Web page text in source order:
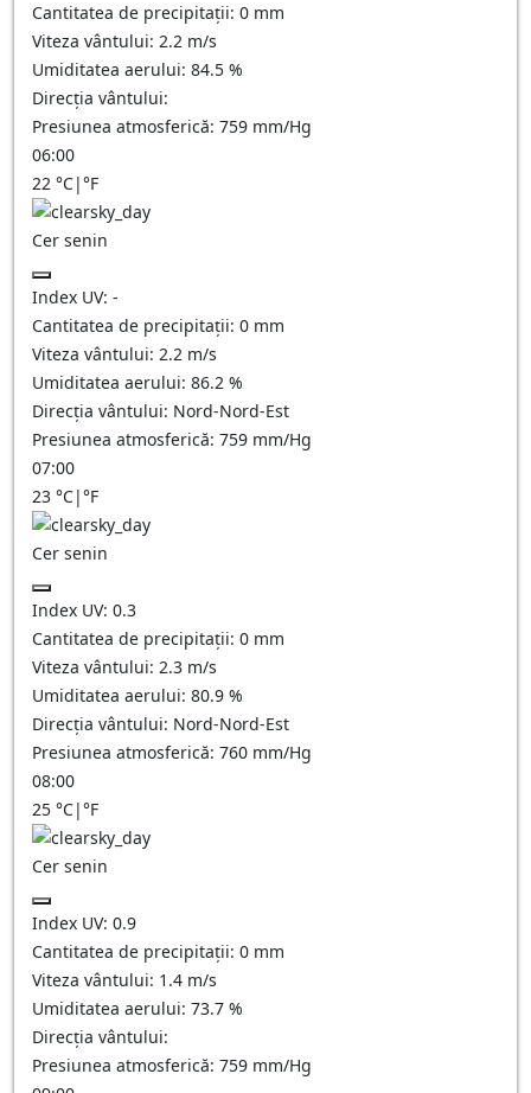
Cantitatea de precipitații: 0 mm
Viteza vântului: 2.2 m/s
Umiditatea aerului: 84.5 %
Direcția vântului:
Presiunea atmosferică: 759 mm/Hg
06:00
22 °C|°F
Cer senin
Index UV: -
Cantitatea de precipitații: 0 mm
Viteza vântului: 2.2 m/s
Umiditatea aerului: 86.2 %
Direcția vântului: Nord-Nord-Est
Presiunea atmosferică: 759 mm/Hg
07:00
23 °C|°F
Cer senin
Index UV: 0.3
Cantitatea de precipitații: 0 mm
Viteza vântului: 2.3 m/s
Umiditatea aerului: 80.9 %
Direcția vântului: Nord-Nord-Est
Presiunea atmosferică: 760 mm/Hg
08:00
25 °C|°F
Cer senin
Index UV: 0.9
Cantitatea de precipitații: 0 mm
Viteza vântului: 1.4 m/s
Umiditatea aerului: 73.7 %
Direcția vântului:
Presiunea atmosferică: 759 mm/Hg